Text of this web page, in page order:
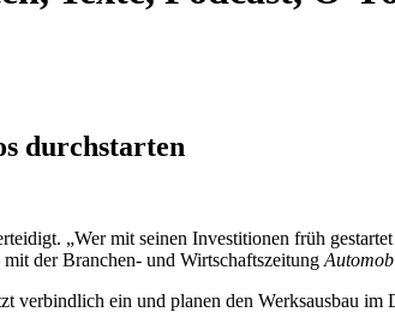
durchstarten
„Wer mit seinen Investitionen früh
der Branchen- und Wirtschaftszeitung
ein und planen den Werksausbau